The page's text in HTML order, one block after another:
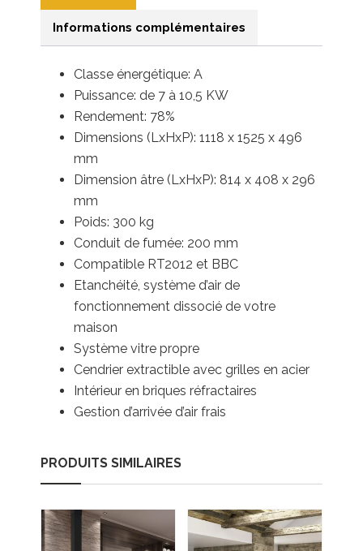
Informations complémentaires
Classe énergétique: A
Puissance: de 7 à 10,5 KW
Rendement: 78%
Dimensions (LxHxP): 1118 x 1525 x 496
mm
Dimension âtre (LxHxP): 814 x 408 x 296
mm
Poids: 300 kg
Conduit de fumée: 200 mm
Compatible RT2012 et BBC
Etanchéité, système d’air de
fonctionnement dissocié de votre
maison
Système vitre propre
Cendrier extractible avec grilles en acier
Intérieur en briques réfractaires
Gestion d’arrivée d’air frais
PRODUITS SIMILAIRES